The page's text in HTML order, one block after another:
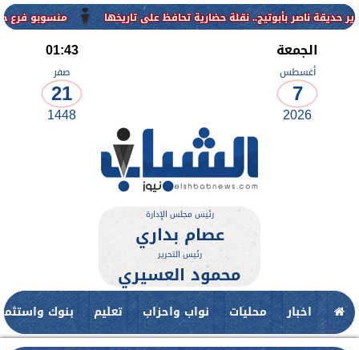
منسوبو فرع جامعة
الجمعة
أغسطس
7
2026
01:43
صفر
21
1448
رئيس مجلس الإدارة
عصام بداري
رئيس التحرير
محمود العسيري
اخبار محليات نواب واحزاب تعليم بنوك